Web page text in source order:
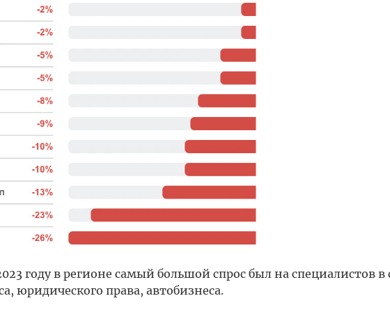
году в регионе самый большой спрос был на специалистов в
юридического права, автобизнеса.